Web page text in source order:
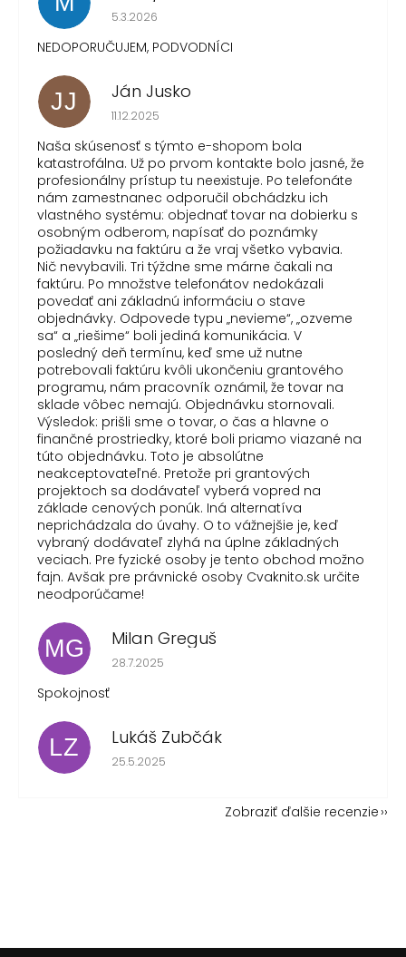
Hodnotenie obchodu je 1 z 5 hviezdičiek.
5.3.2026
NEDOPORUČUJEM, PODVODNÍCI
JJ Ján Jusko
Hodnotenie obchodu je 1 z 5 hviezdičiek.
11.12.2025
Naša skúsenosť s týmto e-shopom bola
katastrofálna. Už po prvom kontakte bolo jasné, že
profesionálny prístup tu neexistuje. Po telefonáte
nám zamestnanec odporučil obchádzku ich
vlastného systému: objednať tovar na dobierku s
osobným odberom, napísať do poznámky
požiadavku na faktúru a že vraj všetko vybavia.
Nič nevybavili. Tri týždne sme márne čakali na
faktúru. Po množstve telefonátov nedokázali
povedať ani základnú informáciu o stave
objednávky. Odpovede typu „nevieme“, „ozveme
sa“ a „riešime“ boli jediná komunikácia. V
posledný deň termínu, keď sme už nutne
potrebovali faktúru kvôli ukončeniu grantového
programu, nám pracovník oznámil, že tovar na
sklade vôbec nemajú. Objednávku stornovali.
Výsledok: prišli sme o tovar, o čas a hlavne o
finančné prostriedky, ktoré boli priamo viazané na
túto objednávku. Toto je absolútne
neakceptovateľné. Pretože pri grantových
projektoch sa dodávateľ vyberá vopred na
základe cenových ponúk. Iná alternatíva
neprichádzala do úvahy. O to vážnejšie je, keď
vybraný dodávateľ zlyhá na úplne základných
veciach. Pre fyzické osoby je tento obchod možno
fajn. Avšak pre právnické osoby Cvaknito.sk určite
neodporúčame!
MG Milan Greguš
Hodnotenie obchodu je 5 z 5 hviezdičiek.
28.7.2025
Spokojnosť
LZ Lukáš Zubčák
Hodnotenie obchodu je 5 z 5 hviezdičiek.
25.5.2025
Zobraziť ďalšie recenzie